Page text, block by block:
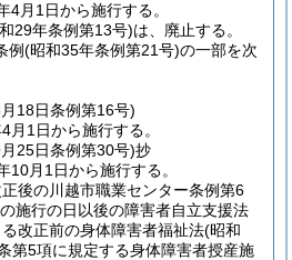
4月1日から施行する。
29年条例第13号)は、廃止する。
例(昭和35年条例第21号)の一部を次
18日条例第16号)
月1日から施行する。
25日条例第30号)抄
10月1日から施行する。
後の川越市職業センター条例第6
施行の日以後の障害者自立支援法
改正前の身体障害者福祉法(昭和
第5項に規定する身体障害者授産施